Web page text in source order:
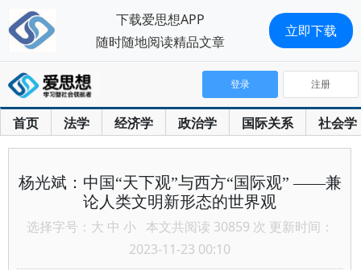
首页 法学 经济学 政治学 国际关系 社会学
登录 注册
杨光斌：中国“天下观”与西方“国际观” ——兼
论人类文明新形态的世界观
选择字号： 大 中 小 本文共阅读 30859 次 更新时间：
2023-11-23 00:10
下载爱思想APP
随时随地阅读精品文章
立即下载